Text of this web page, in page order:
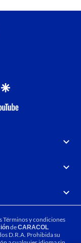
google
youtube-
Términos y condiciones
deCARACOL
D.R.A. Prohibida su